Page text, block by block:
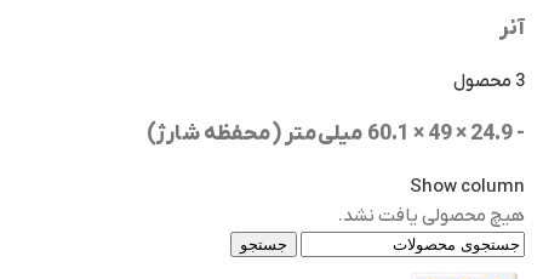
آنر
3 محصول
- 24.9 × 49 × 60.1 میلی‌‌متر (محفظه شارژ)
Show column
هیچ محصولی یافت نشد.
جستجو